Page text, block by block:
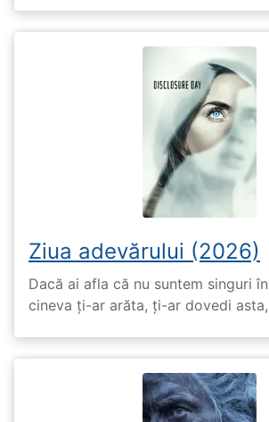
Ziua adevărului (2026)
Dacă ai afla că nu suntem singuri
cineva ți-ar arăta, ți-ar dovedi